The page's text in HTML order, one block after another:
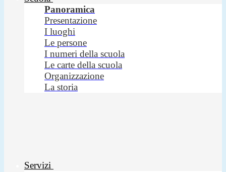
Panoramica
Presentazione
I luoghi
Le persone
I numeri della scuola
Le carte della scuola
Organizzazione
La storia
Servizi